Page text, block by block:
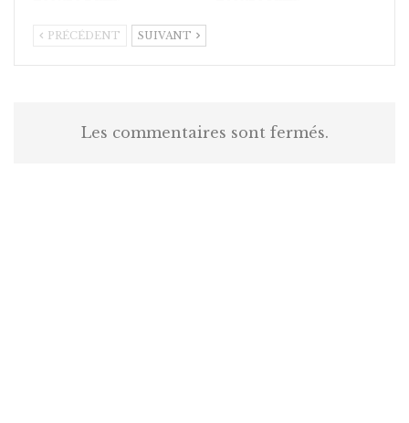
PRÉCÉDENT SUIVANT
Les commentaires sont fermés.